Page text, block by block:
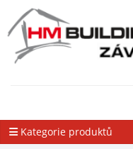
Kategorie produktů